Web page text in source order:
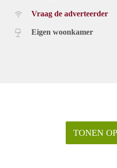
Vraag de adverteerder
Eigen woonkamer
TONEN